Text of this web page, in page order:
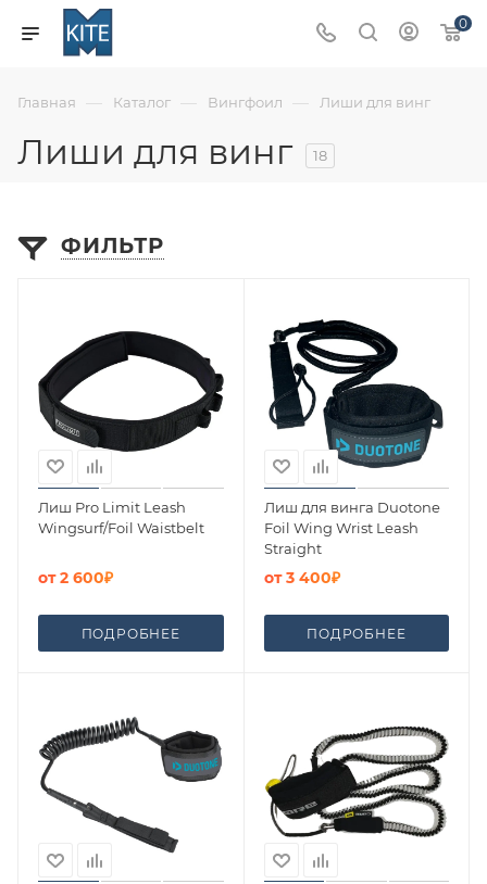
0
Главная — Каталог — Вингфоил — Лиши для винг
Лиши для винг 18
ФИЛЬТР
Лиш Pro Limit Leash
Wingsurf/Foil Waistbelt
от2 600₽
ПОДРОБНЕЕ
Лиш для винга Duotone
Foil Wing Wrist Leash
Straight
от3 400₽
ПОДРОБНЕЕ